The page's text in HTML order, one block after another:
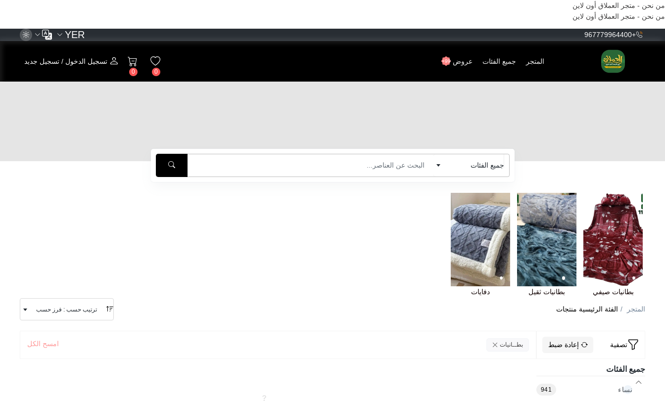
من نحن - متجر العملاق أون لاين
من نحن - متجر العملاق أون لاين
+967779964400
YER
المتجر جميع الفئات عروض 99+
0
0
تسجيل الدخول / تسجيل جديد
جميع الفئات
بطانيات صيفي بطانيات ثقيل دفايات
المتجر الفئة الرئيسية منتجات ترتيب حسب : فرز حسب
تصفية
جميع الفئات
نساء 941
بطــانيات امسح الكل